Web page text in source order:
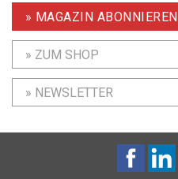
» MAGAZIN ABONNIEREN
» ZUM SHOP
» NEWSLETTER